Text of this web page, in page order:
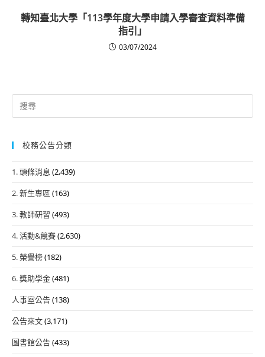
轉知臺北大學「113學年度大學申請入學審查資料準備
指引」
03/07/2024
Search
for:
校務公告分類
1. 頭條消息 (2,439)
2. 新生專區 (163)
3. 教師研習 (493)
4. 活動&競賽(2,630)
5. 榮譽榜(182)
6. 獎助學金(481)
人事室公告(138)
公告來文(3,171)
圖書館公告(433)